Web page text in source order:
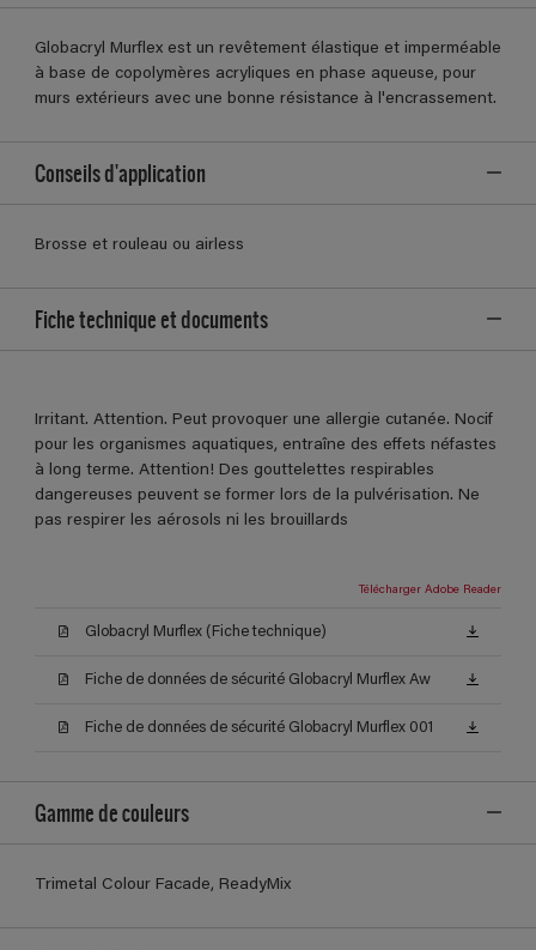
Globacryl Murflex est un revêtement élastique et imperméable
à base de copolymères acryliques en phase aqueuse, pour
murs extérieurs avec une bonne résistance à l'encrassement.
Conseils d'application
Brosse et rouleau ou airless
Fiche technique et documents
Irritant. Attention. Peut provoquer une allergie cutanée. Nocif
pour les organismes aquatiques, entraîne des effets néfastes
à long terme. Attention! Des gouttelettes respirables
dangereuses peuvent se former lors de la pulvérisation. Ne
pas respirer les aérosols ni les brouillards
Télécharger Adobe Reader
Globacryl Murflex (Fiche technique)
Fiche de données de sécurité Globacryl Murflex Aw
Fiche de données de sécurité Globacryl Murflex 001
Gamme de couleurs
Trimetal Colour Facade, ReadyMix